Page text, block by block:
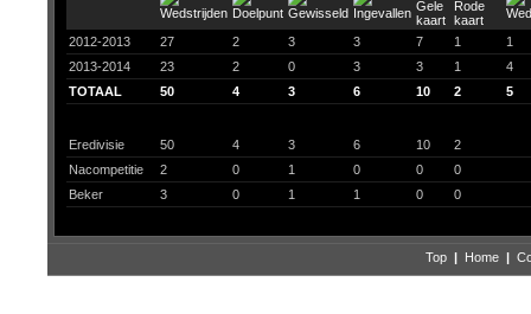
2012-2013 27 2 3 3 7 1
1
2013-2014
23 2 0 3 3 1
4
TOTAAL
50 4 3 6 10 2 5
Eredivisie 50 4 3 6 10
2
Nacompetitie
2 0 1 0 0
0
Beker
3 0 1 1 0 0
Top | Home |